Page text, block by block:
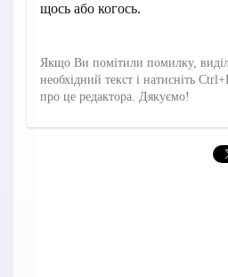
щось або когось.
Якщо Ви помітили помилку,
необхідний текст і натисніть
про це редактора. Дякуємо!